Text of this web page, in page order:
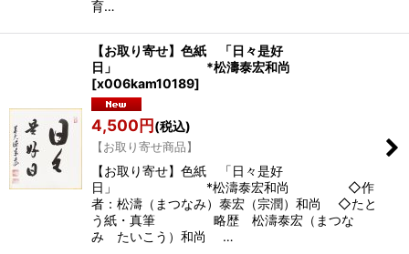
育…
【お取り寄せ】色紙 「日々是好
日」 *松濤泰宏和尚
[x006kam10189]
4,500円(税込)
【お取り寄せ商品】
【お取り寄せ】色紙 「日々是好
日」 *松濤泰宏和尚 ◇作
者：松濤（まつなみ）泰宏（宗潤）和尚 ◇たと
う紙・真筆 略歴 松濤泰宏（まつな
み たいこう）和尚 …